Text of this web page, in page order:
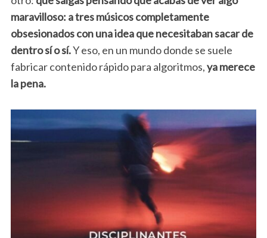
maravilloso: a tres músicos completamente
obsesionados con una idea que necesitaban sacar de
dentro sí o sí.Y eso, en un mundo donde se suele
fabricar contenido rápido para algoritmos,ya merece
la pena.